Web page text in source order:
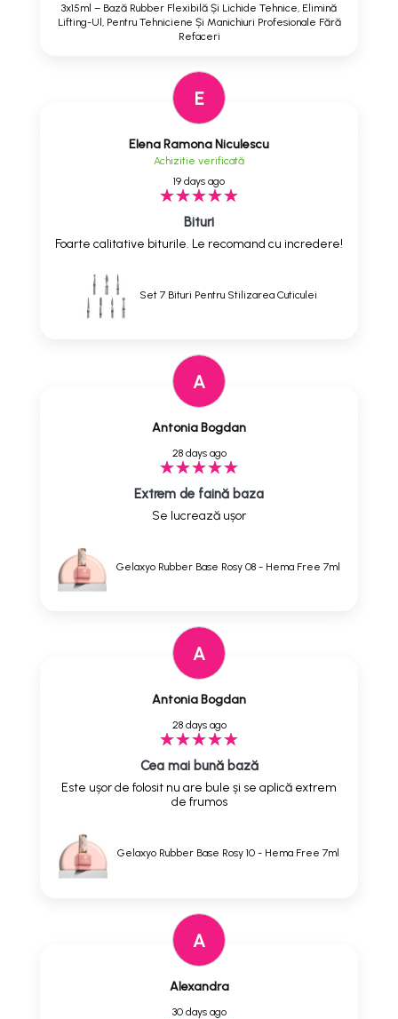
3x15ml – Bază Rubber Flexibilă Și Lichide Tehnice, Elimină
Lifting-Ul, Pentru Tehniciene Și Manichiuri Profesionale Fără
Refaceri
E
Elena Ramona Niculescu
Achizitie verificată
19 days ago
Bituri
Foarte calitative biturile. Le recomand cu incredere!
Set 7 Bituri Pentru Stilizarea Cuticulei
A
Antonia Bogdan
28 days ago
Extrem de faină baza
Se lucrează ușor
Gelaxyo Rubber Base Rosy 08 - Hema Free 7ml
A
Antonia Bogdan
28 days ago
Cea mai bună bază
Este ușor de folosit nu are bule și se aplică extrem
de frumos
Gelaxyo Rubber Base Rosy 10 - Hema Free 7ml
A
Alexandra
30 days ago